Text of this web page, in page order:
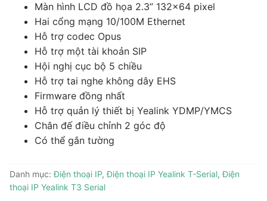
Màn hình LCD đồ họa 2.3” 132×64 pixel
Hai cổng mạng 10/100M Ethernet
Hỗ trợ codec Opus
Hỗ trợ một tài khoản SIP
Hội nghị cục bộ 5 chiều
Hỗ trợ tai nghe không dây EHS
Firmware đồng nhất
Hỗ trợ quản lý thiết bị Yealink YDMP/YMCS
Chân đế điều chỉnh 2 góc độ
Có thể gắn tường
Danh mục:Điện thoại IP,Điện thoại IP Yealink T-Serial,Điện
thoại IP Yealink T3 Serial